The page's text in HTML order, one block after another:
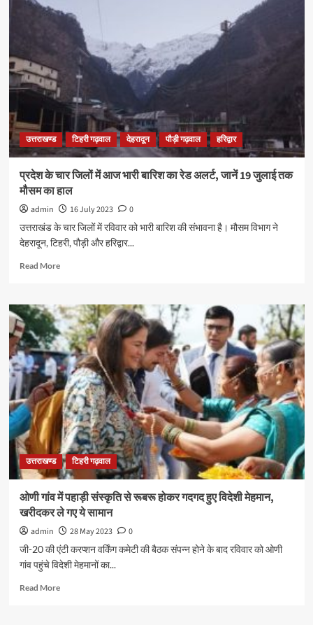
उत्तराखण्ड टिहरी गढ़वाल देहरादून पौड़ी गढ़वाल हरिद्वार
प्रदेश के चार जिलों में आज भारी बारिश का रेड अलर्ट, जानें 19 जुलाई तक
मौसम का हाल
admin 16 July 2023
0
उत्तराखंड के चार जिलों में रविवार को भारी बारिश की संभावना है। मौसम विभाग ने
देहरादून, टिहरी, पौड़ी और हरिद्वार...
Read More
उत्तराखण्ड टिहरी गढ़वाल
ओणी गांव में पहाड़ी संस्कृति से रूबरू होकर गदगद हुए विदेशी मेहमान,
खरीदकर ले गए ये सामान
admin 28 May 2023
0
जी-20 की एंटी करप्शन वर्किंग कमेटी की बैठक संपन्न होने के बाद रविवार को ओणी
गांव पहुंचे विदेशी मेहमानों का...
Read More